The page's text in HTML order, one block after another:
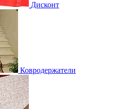
Дисконт
Ковродержатели